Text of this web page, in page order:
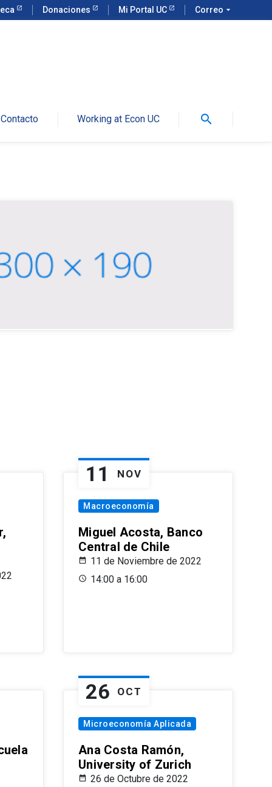
Donaciones Mi Portal UC Correo arrow_drop_down
Contacto Working at Econ UC search
11 NOV
Macroeconomía
Miguel Acosta, Banco
Central de Chile
11 de Noviembre de 2022
14:00 a 16:00
26 OCT
Microeconomía Aplicada
Ana Costa Ramón,
University of Zurich
26 de Octubre de 2022